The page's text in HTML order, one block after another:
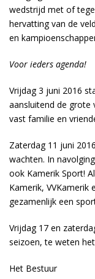
wedstrijd met of
hervatting van de
en
Voor ieders agenda!
Vrijdag 3 juni 2016
aansluitend de grote
vast familie en
Zaterdag 11 juni
wachten. In
ook Kamerik Sport!
Kamerik, VVKamerik
gezamenlijk een
Vrijdag 17 en
seizoen, te weten
Het Bestuur